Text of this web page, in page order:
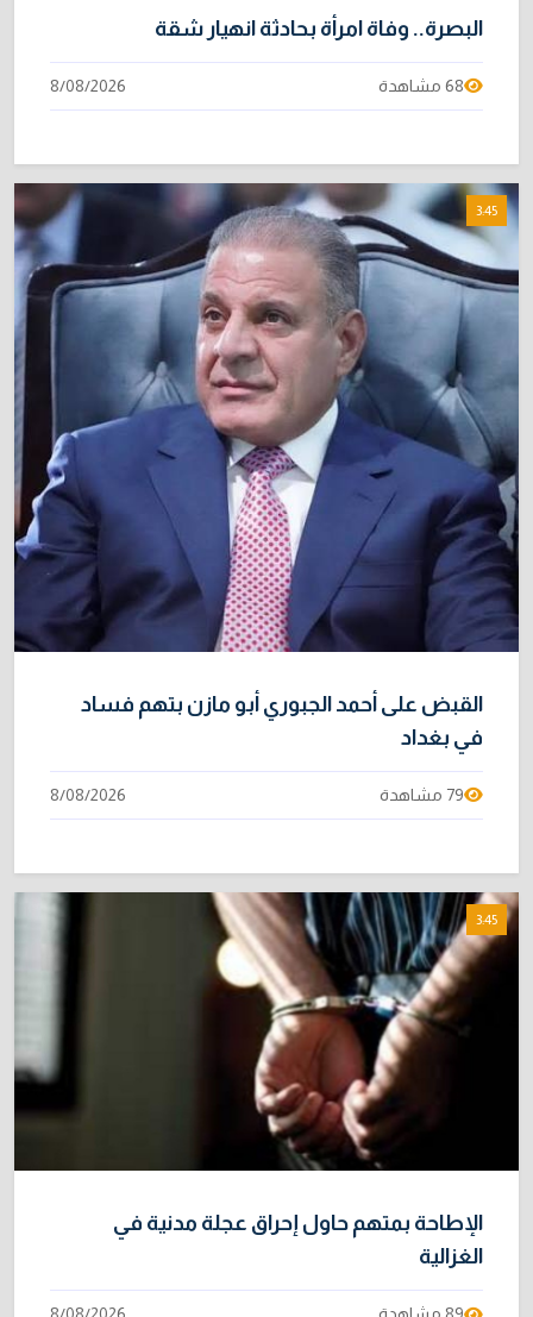
البصرة.. وفاة امرأة بحادثة انهيار شقة
68 مشاهدة 8/08/2026
3:45
القبض على أحمد الجبوري أبو مازن بتهم فساد
في بغداد
79 مشاهدة 8/08/2026
3:45
الإطاحة بمتهم حاول إحراق عجلة مدنية في
الغزالية